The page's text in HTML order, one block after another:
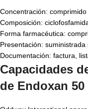
Concentración:
Composición:
Forma farmacéutica:
Presentación:
Documentación: factura,
Capacidades
de Endoxan